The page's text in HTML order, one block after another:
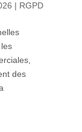
| RGPD
des